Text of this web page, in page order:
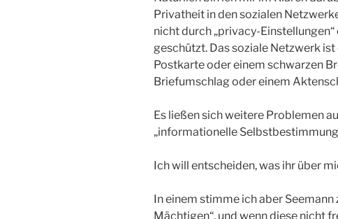
Privatheit in den sozialen
nicht durch „privacy-
geschützt. Das soziale Netzwerk
Postkarte oder einem schwarzen
Briefumschlag oder einem
Es ließen sich weitere Problemen
„informationelle
Ich will entscheiden, was ihr über
In einem stimme ich aber Seemann
Mächtigen“, und wenn diese nicht